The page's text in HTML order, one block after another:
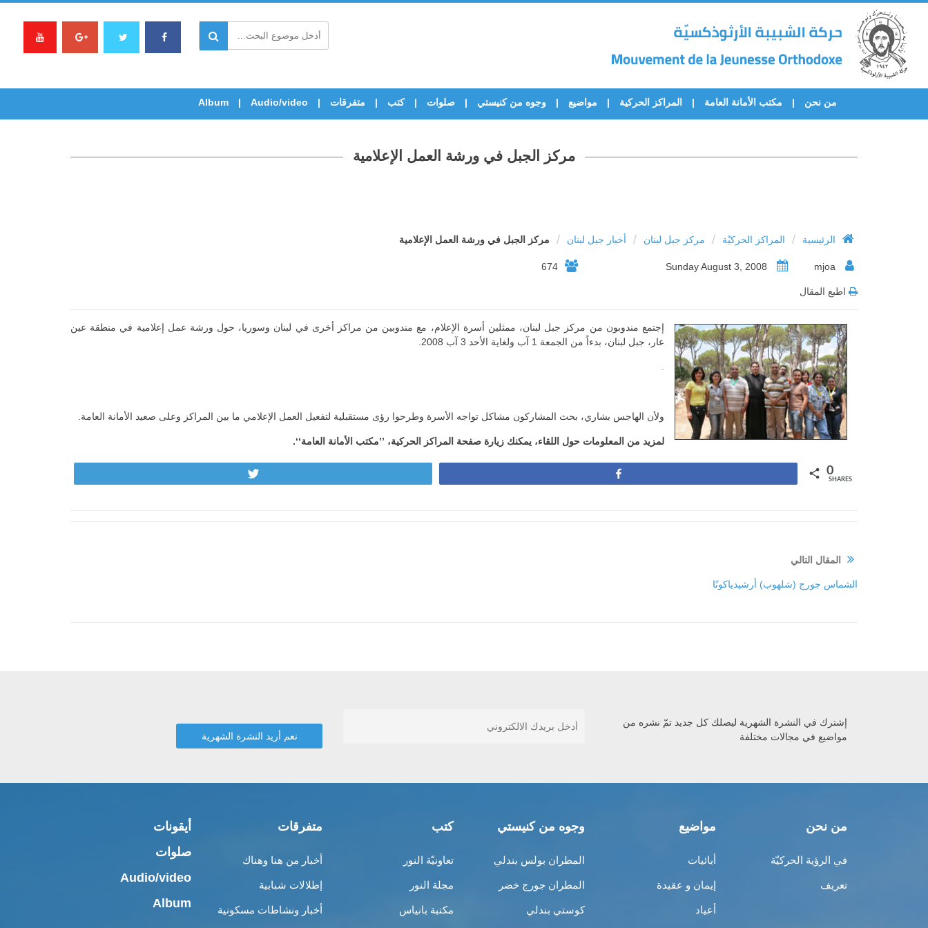
من نحن مكتب الأمانة العامة المراكز الحركية مواضيع وجوه من كنيستي صلوات كتب متفرقات Audio/video
Album
مركز الجبل في ورشة العمل الإعلامية
الرئيسية / المراكز الحركيّة / مركز جبل لبنان / أخبار جبل لبنان / مركز الجبل في ورشة العمل الإعلامية
674
اطبع المقال
إجتمع مندوبون من مركز جبل لبنان، ممثلين أسرة الإعلام، مع مندوبين من مراكز أخرى في لبنان وسوريا، حول ورشة عمل إعلامية في منطقة عين
عار، جبل لبنان، بدءاً من الجمعة 1 آب ولغاية الأحد 3 آب 2008.
ولأن الهاجس بشاري، بحث المشاركون مشاكل تواجه الأسرة وطرحوا رؤى مستقبلية لتفعيل العمل الإعلامي ما بين المراكز وعلى صعيد الأمانة العامة.
لمزيد من المعلومات حول اللقاء، يمكنك زيارة صفحة المراكز الحركية، ’’مكتب الأمانة العامة‘‘.
0
SHARES
المقال التالي
الشماس جورج (شلهوب) أرشيدياكونًا
إشترك في النشرة الشهرية ليصلك كل جديد تمّ نشره من
مواضيع في مجالات مختلفة
من نحن
في الرؤية الحركيّة
تعريف
مواضيع
أبائيات
إيمان و عقيدة
أعياد
وجوه من كنيستي
المطران بولس بندلي
المطران جورج خضر
كوستي بندلي
كتب
تعاونيّة النور
مجلة النور
مكتبة بانياس
متفرقات
أخبار من هنا وهناك
إطلالات شبابية
أخبار ونشاطات مسكونية
أيقونات
صلوات
Audio/video
Album